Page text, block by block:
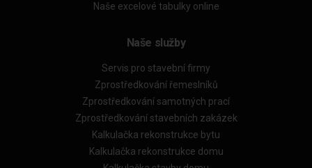
Naše excelové tabulky online
Naše služby
Servis pro stavební firmy
Zprostředkování řemeslníků
Zprostředkování samotných prací
Zprostředkování stavebních zakázek
Kalkulačka rekonstrukce bytu
Kalkulačka rekonstrukce domu